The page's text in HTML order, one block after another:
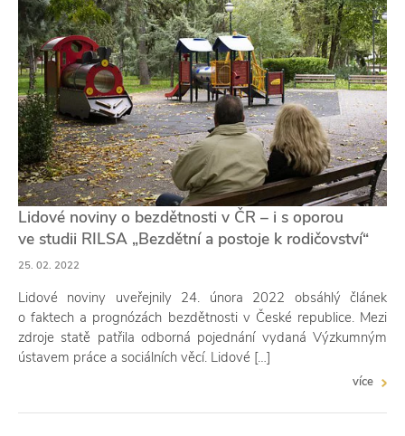
Lidové noviny o bezdětnosti v ČR – i s oporou
ve studii RILSA „Bezdětní a postoje k rodičovství“
25. 02. 2022
Lidové noviny uveřejnily 24. února 2022 obsáhlý článek
o faktech a prognózách bezdětnosti v České republice. Mezi
zdroje statě patřila odborná pojednání vydaná Výzkumným
ústavem práce a sociálních věcí. Lidové […]
více